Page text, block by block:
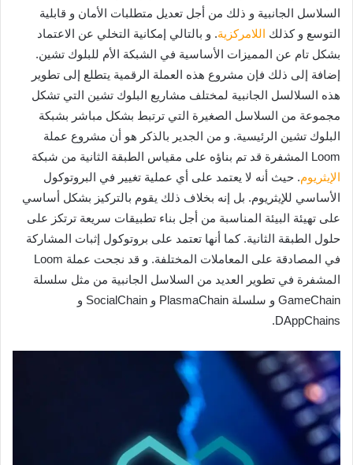
السلاسل الجانبية و ذلك من أجل تعديل متطلبات الأمان و قابلية
التوسع و كذلك اللامركزية. و بالتالي إمكانية التخلي عن الاعتماد
بشكل تام عن المميزات الأساسية في الشبكة الأم للبلوك تشين.
إضافة إلى ذلك فإن مشروع هذه العملة الرقمية يتطلع إلى تطوير
هذه السلالسل الجانبية لمختلف مشاريع البلوك تشين التي تشكل
مجموعة من السلاسل الصغيرة التي ترتبط بشكل مباشر بشبكة
البلوك تشين الرئيسية. و من الجدير بالذكر هو أن مشروع عملة
Loom المشفرة قد تم بناؤه على مقياس الطبقة الثانية من شبكة
الإيثريوم. حيث أنه لا يعتمد على أي عملية تغيير في البروتوكول
الأساسي للإيثريوم. بل إنه بخلاف ذلك يقوم بالتركيز بشكل أساسي
على تهيئة البيئة المناسبة من أجل بناء تطبيقات سريعة ترتكز على
حلول الطبقة الثانية. كما أنها تعتمد على بروتوكول إثبات المشاركة
في المصادقة على المعاملات المختلفة. و قد نجحت عملة Loom
المشفرة في تطوير العديد من السلاسل الجانبية من مثل سلسلة
GameChain و سلسلة PlasmaChain و SocialChain و
DAppChains.